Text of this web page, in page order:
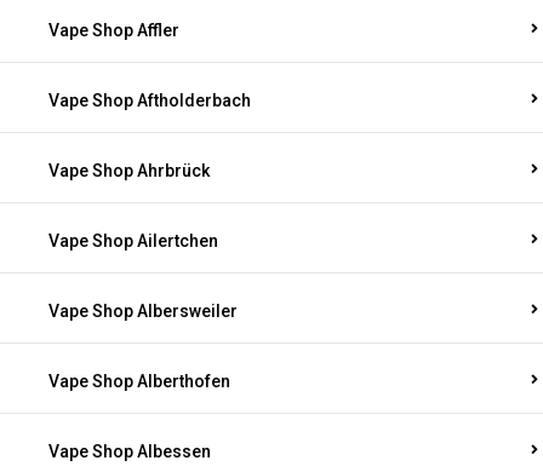
Vape Shop Affler
Vape Shop Aftholderbach
Vape Shop Ahrbrück
Vape Shop Ailertchen
Vape Shop Albersweiler
Vape Shop Alberthofen
Vape Shop Albessen